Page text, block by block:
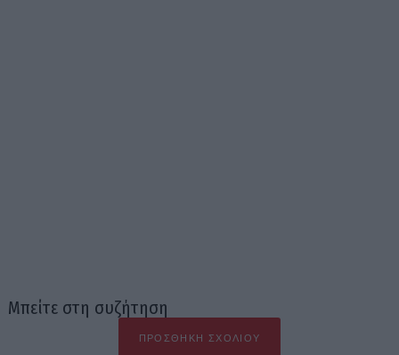
Μπείτε στη συζήτηση
ΠΡΟΣΘΉΚΗ ΣΧΟΛΊΟΥ